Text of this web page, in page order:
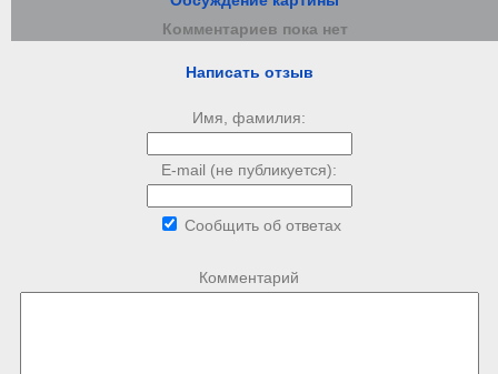
Комментариев пока нет
Написать отзыв
Имя, фамилия:
E-mail (не публикуется):
Сообщить об ответах
Комментарий